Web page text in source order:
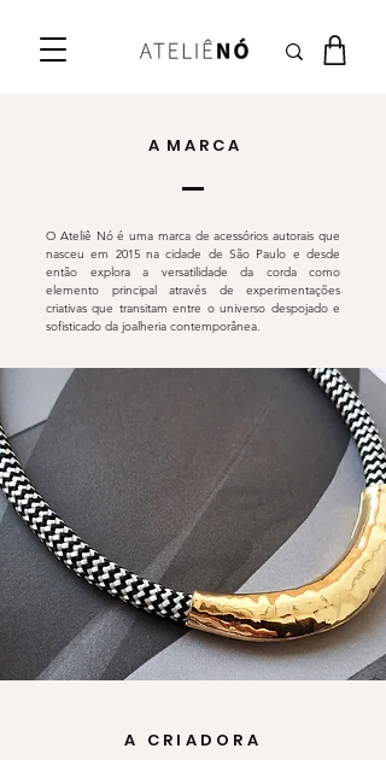
A M A R C A
O Ateliê Nó é uma marca de acessórios autorais que
nasceu em 2015 na cidade de São Paulo e desde
então explora a versatilidade da corda como
elemento principal através de experimentações
criativas que transitam entre o universo despojado e
sofisticado da joalheria contemporânea.
A CRIADORA